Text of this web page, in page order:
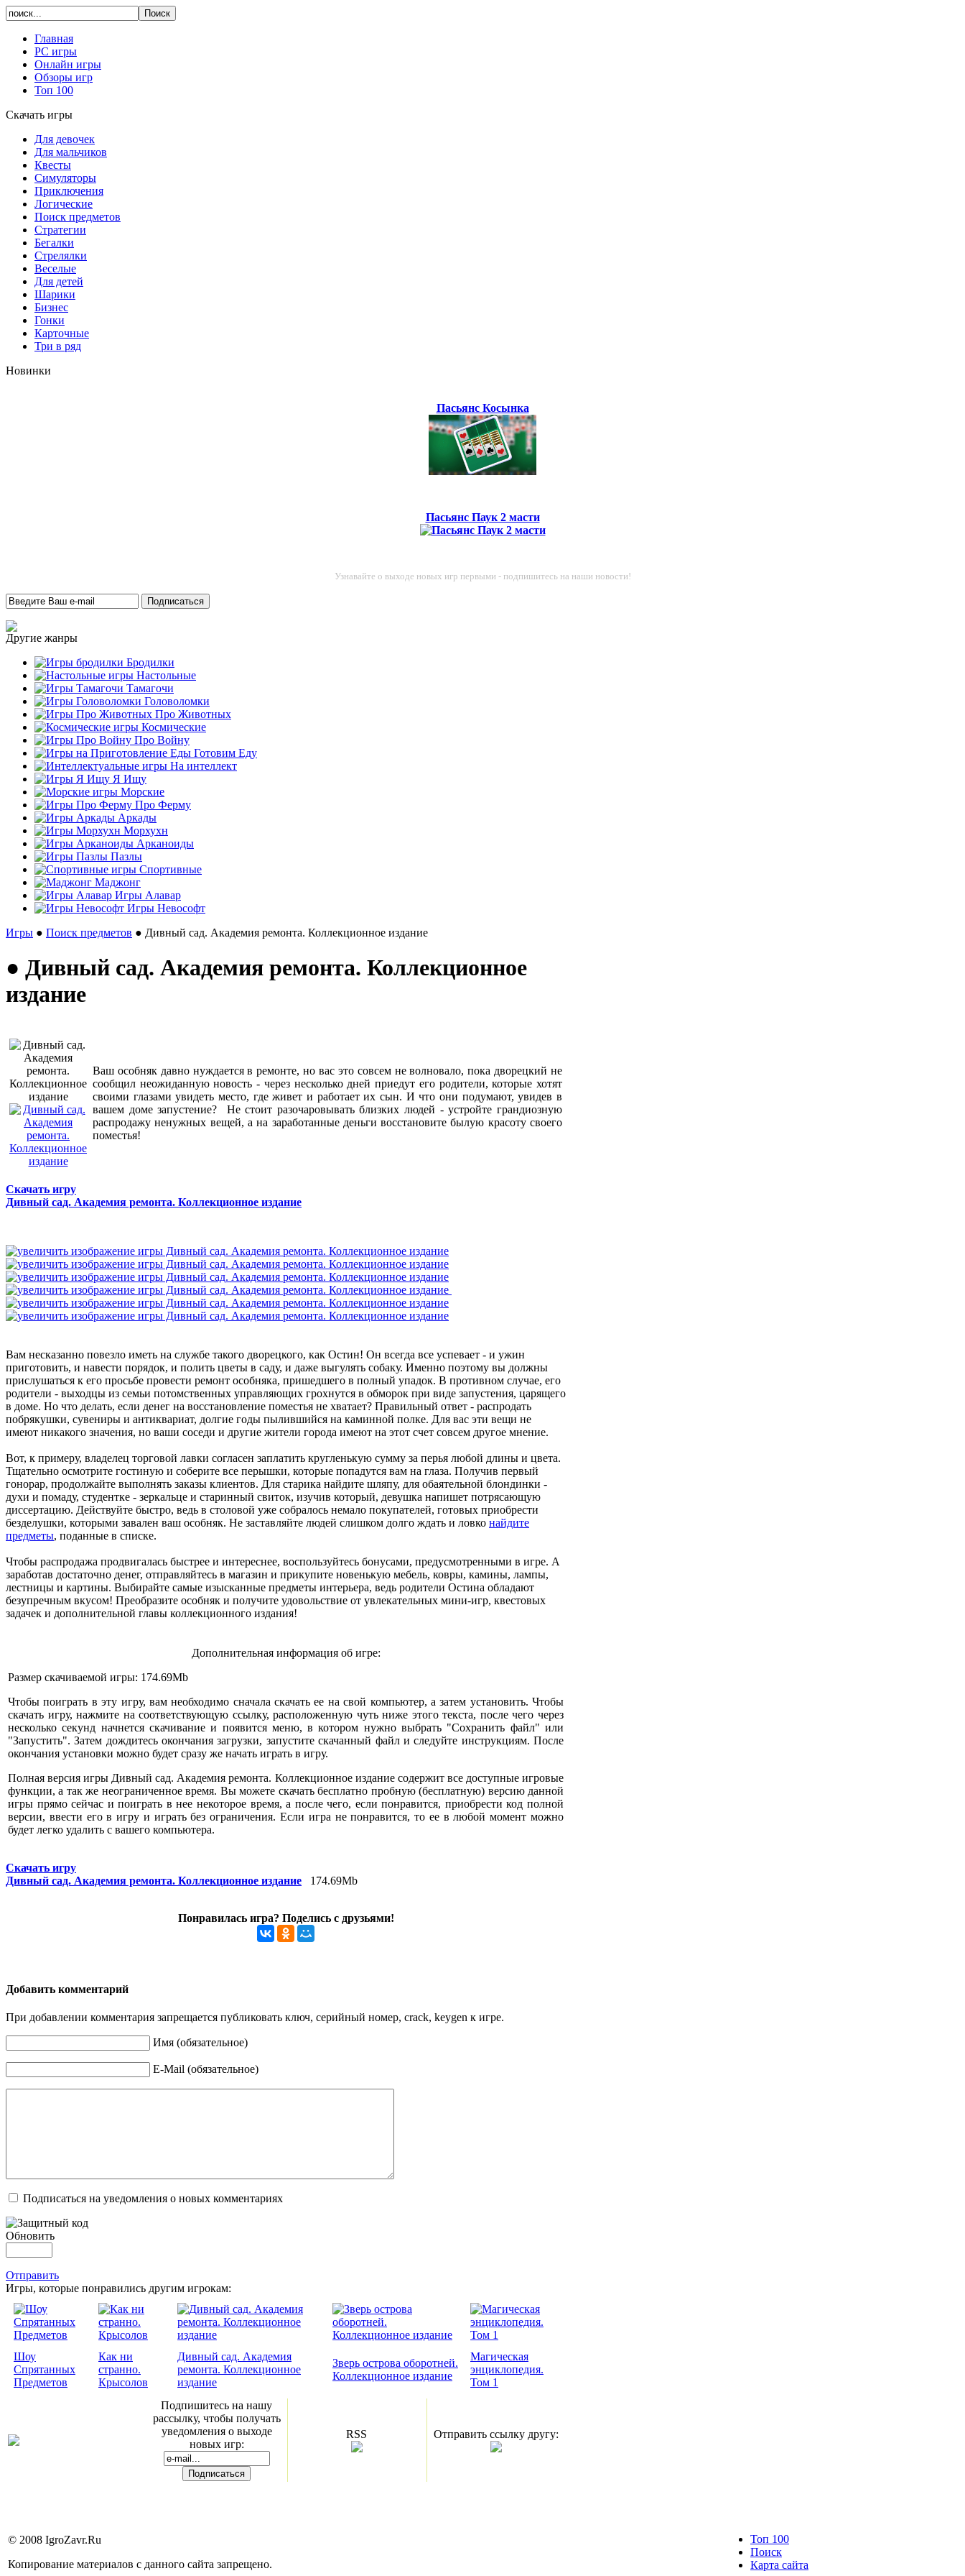
Главная
PC игры
Онлайн игры
Обзоры игр
Топ 100
Скачать игры
Для девочек
Для мальчиков
Квесты
Симуляторы
Приключения
Логические
Поиск предметов
Стратегии
Бегалки
Стрелялки
Веселые
Для детей
Шарики
Бизнес
Гонки
Карточные
Три в ряд
Новинки
Пасьянс Косынка
Пасьянс Паук 2 масти
Узнавайте о выходе новых игр первыми - подпишитесь на наши новости!
Другие жанры
Бродилки
Настольные
Тамагочи
Головоломки
Про Животных
Космические
Про Войну
Готовим Еду
На интеллект
Я Ищу
Морские
Про Ферму
Аркады
Морхухн
Арканоиды
Пазлы
Спортивные
Маджонг
Игры Алавар
Игры Невософт
Игры ● Поиск предметов ● Дивный сад. Академия ремонта. Коллекционное издание
● Дивный сад. Академия ремонта. Коллекционное
издание
Ваш особняк давно нуждается в ремонте, но вас это совсем не волновало, пока дворецкий не
сообщил неожиданную новость - через несколько дней приедут его родители, которые хотят
своими глазами увидеть место, где живет и работает их сын. И что они подумают, увидев в
вашем доме запустение? Не стоит разочаровывать близких людей - устройте грандиозную
распродажу ненужных вещей, а на заработанные деньги восстановите былую красоту своего
поместья!
Скачать игру
Дивный сад. Академия ремонта. Коллекционное издание
Вам несказанно повезло иметь на службе такого дворецкого, как Остин! Он всегда все успевает - и ужин
приготовить, и навести порядок, и полить цветы в саду, и даже выгулять собаку. Именно поэтому вы должны
прислушаться к его просьбе провести ремонт особняка, пришедшего в полный упадок. В противном случае, его
родители - выходцы из семьи потомственных управляющих грохнутся в обморок при виде запустения, царящего
в доме. Но что делать, если денег на восстановление поместья не хватает? Правильный ответ - распродать
побрякушки, сувениры и антиквариат, долгие годы пылившийся на каминной полке. Для вас эти вещи не
имеют никакого значения, но ваши соседи и другие жители города имеют на этот счет совсем другое мнение.
Вот, к примеру, владелец торговой лавки согласен заплатить кругленькую сумму за перья любой длины и цвета.
Тщательно осмотрите гостиную и соберите все перышки, которые попадутся вам на глаза. Получив первый
гонорар, продолжайте выполнять заказы клиентов. Для старика найдите шляпу, для обаятельной блондинки -
духи и помаду, студентке - зеркальце и старинный свиток, изучив который, девушка напишет потрясающую
диссертацию. Действуйте быстро, ведь в столовой уже собралось немало покупателей, готовых приобрести
безделушки, которыми завален ваш особняк. Не заставляйте людей слишком долго ждать и ловко найдите
предметы, поданные в списке.
Чтобы распродажа продвигалась быстрее и интереснее, воспользуйтесь бонусами, предусмотренными в игре. А
заработав достаточно денег, отправляйтесь в магазин и прикупите новенькую мебель, ковры, камины, лампы,
лестницы и картины. Выбирайте самые изысканные предметы интерьера, ведь родители Остина обладают
безупречным вкусом! Преобразите особняк и получите удовольствие от увлекательных мини-игр, квестовых
задачек и дополнительной главы коллекционного издания!
Дополнительная информация об игре:
Размер скачиваемой игры: 174.69Mb
Чтобы поиграть в эту игру, вам необходимо сначала скачать ее на свой компьютер, а затем установить. Чтобы
скачать игру, нажмите на соответствующую ссылку, расположенную чуть ниже этого текста, после чего через
несколько секунд начнется скачивание и появится меню, в котором нужно выбрать "Сохранить файл" или
"Запустить". Затем дождитесь окончания загрузки, запустите скачанный файл и следуйте инструкциям. После
окончания установки можно будет сразу же начать играть в игру.
Полная версия игры Дивный сад. Академия ремонта. Коллекционное издание содержит все доступные игровые
функции, а так же неограниченное время. Вы можете скачать бесплатно пробную (бесплатную) версию данной
игры прямо сейчас и поиграть в нее некоторое время, а после чего, если понравится, приобрести код полной
версии, ввести его в игру и играть без ограничения. Если игра не понравится, то ее в любой момент можно
будет легко удалить с вашего компьютера.
Скачать игру
Дивный сад. Академия ремонта. Коллекционное издание 174.69Mb
Понравилась игра? Поделись с друзьями!
Добавить комментарий
При добавлении комментария запрещается публиковать ключ, серийный номер, crack, keygen к игре.
Имя (обязательное)
E-Mail (обязательное)
Подписаться на уведомления о новых комментариях
Обновить
Отправить
Игры, которые понравились другим игрокам:
Шоу
Спрятанных
Предметов
Как ни
странно.
Крысолов
Дивный сад. Академия
ремонта. Коллекционное
издание
Зверь острова оборотней.
Коллекционное издание
Магическая
энциклопедия.
Том 1
Подпишитесь на нашу
рассылку, чтобы получать
уведомления о выходе
новых игр:
RSS Отправить ссылку другу:
© 2008 IgroZavr.Ru
Копирование материалов с данного сайта запрещено.
Топ 100
Поиск
Карта сайта